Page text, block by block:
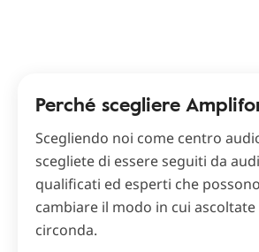
Perché scegliere
Scegliendo noi come centro
scegliete di essere seguiti da
qualificati ed esperti che
cambiare il modo in cui
circonda.